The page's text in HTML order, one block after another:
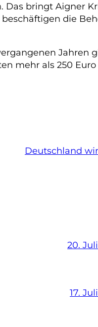
Das bringt Aigner
die
Jahren
mehr als 250 Euro
Deutschland
20.
17.